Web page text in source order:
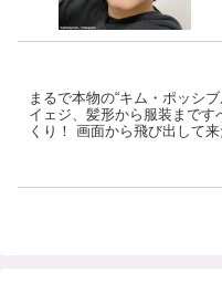
まるで本物の“キム・ポッシ
イェジ、髪形から服装まです
くり！ 画面から飛び出して